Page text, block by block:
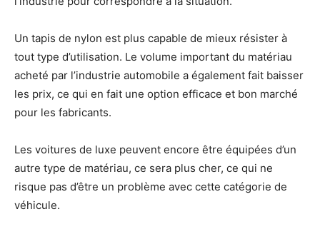
Un tapis de nylon est plus capable de mieux résister à
tout type d’utilisation. Le volume important du matériau
acheté par l’industrie automobile a également fait baisser
les prix, ce qui en fait une option efficace et bon marché
pour les fabricants.
Les voitures de luxe peuvent encore être équipées d’un
autre type de matériau, ce sera plus cher, ce qui ne
risque pas d’être un problème avec cette catégorie de
véhicule.